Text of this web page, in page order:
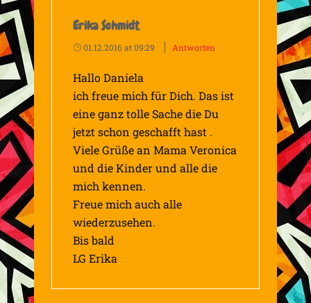
Erika Schmidt
01.12.2016 at 09:29 Antworten
Hallo Daniela
ich freue mich für Dich. Das ist
eine ganz tolle Sache die Du
jetzt schon geschafft hast .
Viele Grüße an Mama Veronica
und die Kinder und alle die
mich kennen.
Freue mich auch alle
wiederzusehen.
Bis bald
LG Erika